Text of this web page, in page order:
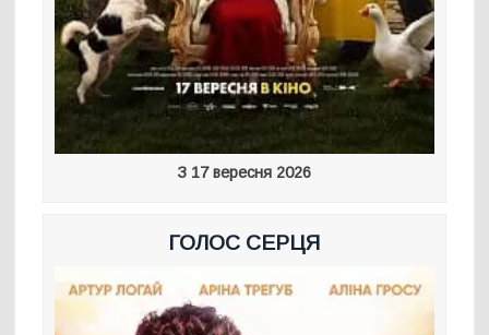
З 17 вересня 2026
ГОЛОС СЕРЦЯ